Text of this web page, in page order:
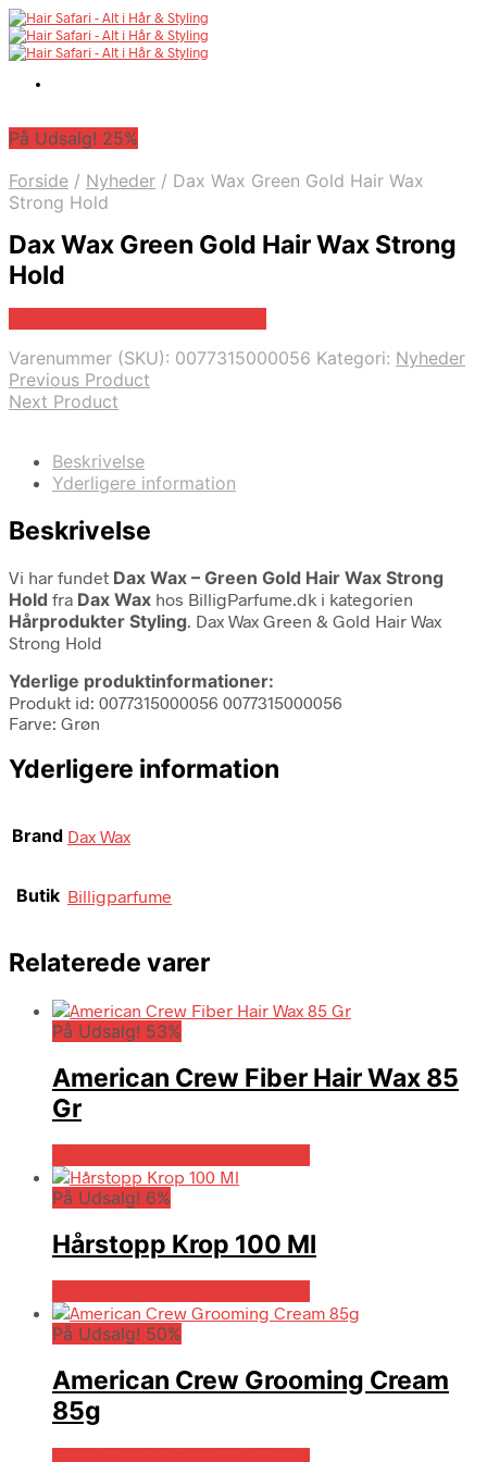
På Udsalg! 25%
Forside / Nyheder / Dax Wax Green Gold Hair Wax
Strong Hold
Dax Wax Green Gold Hair Wax Strong
Hold
Varenummer (SKU): 0077315000056 Kategori: Nyheder
Previous Product
Next Product
Beskrivelse
Yderligere information
Beskrivelse
Vi har fundet Dax Wax – Green Gold Hair Wax Strong
Hold fra Dax Wax hos BilligParfume.dk i kategorien
Hårprodukter Styling. Dax Wax Green & Gold Hair Wax
Strong Hold
Yderlige produktinformationer:
Produkt id: 0077315000056 0077315000056
Farve: Grøn
Yderligere information
Brand Dax Wax
Butik Billigparfume
Relaterede varer
På Udsalg! 53%
American Crew Fiber Hair Wax 85
Gr
På Udsalg! 6%
Hårstopp Krop 100 Ml
På Udsalg! 50%
American Crew Grooming Cream
85g